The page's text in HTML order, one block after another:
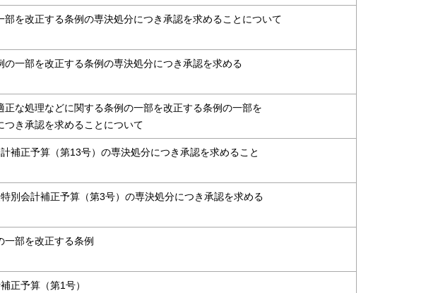
部を改正する条例の専決処分につき承認を求めることについて
の一部を改正する条例の専決処分につき承認を求める
正な処理などに関する条例の一部を改正する条例の一部を
つき承認を求めることについて
補正予算（第13号）の専決処分につき承認を求めること
別会計補正予算（第3号）の専決処分につき承認を求める
一部を改正する条例
正予算（第1号）